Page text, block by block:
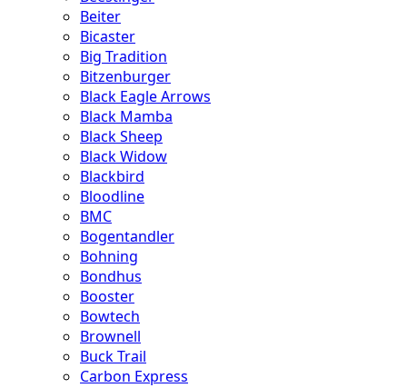
Beiter
Bicaster
Big Tradition
Bitzenburger
Black Eagle Arrows
Black Mamba
Black Sheep
Black Widow
Blackbird
Bloodline
BMC
Bogentandler
Bohning
Bondhus
Booster
Bowtech
Brownell
Buck Trail
Carbon Express